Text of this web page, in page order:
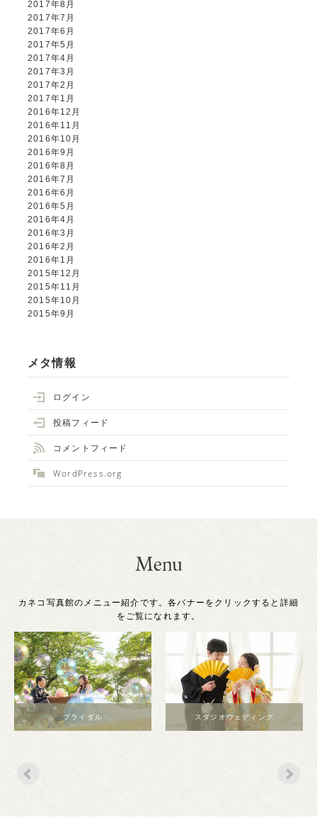
2017年8月
2017年7月
2017年6月
2017年5月
2017年4月
2017年3月
2017年2月
2017年1月
2016年12月
2016年11月
2016年10月
2016年9月
2016年8月
2016年7月
2016年6月
2016年5月
2016年4月
2016年3月
2016年2月
2016年1月
2015年12月
2015年11月
2015年10月
2015年9月
メタ情報
ログイン
投稿フィード
コメントフィード
WordPress.org
カネコ写真館のメニュー紹介です。各バナーをクリックすると詳細
をご覧になれます。
ブライダル スタジオウェディング